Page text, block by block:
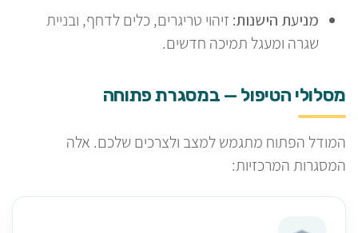
מניעת הישנות: זיהוי טריגרים, כלים לדחף, ובניית
שגרה ומעגל תמיכה חדשים.
מסלולי הטיפול — במסגרת פתוחה
המודל הפתוח מתגמש למצב ולצרכים שלכם. אלה
המסגרות המרכזיות: